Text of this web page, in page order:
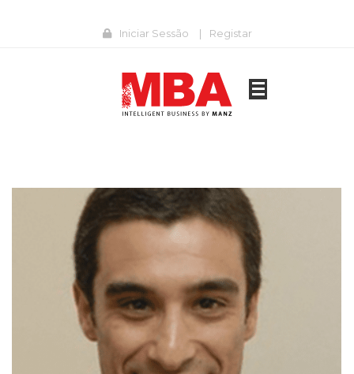
Iniciar Sessão | Registar